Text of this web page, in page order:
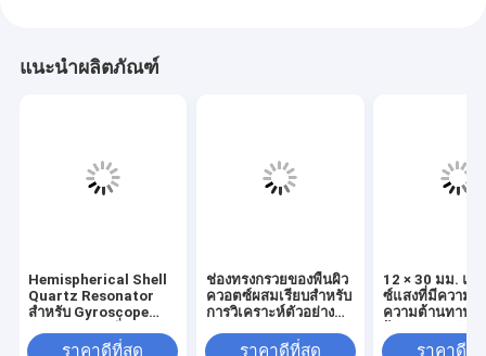
แนะนำผลิตภัณฑ์
Hemispherical Shell
Quartz Resonator
สำหรับ Gyroscope
ราคาดีที่สุด
ช่องทรงกรวยของพื้นผิว
ควอตซ์ผสมเรียบสำหรับ
การวิเคราะห์ตัวอย่าง
ราคาดีที่สุด
12 × 30 มม. แก้
ซ์แสงที่มีความบ
ความต้านทานค
ราคาดีที่